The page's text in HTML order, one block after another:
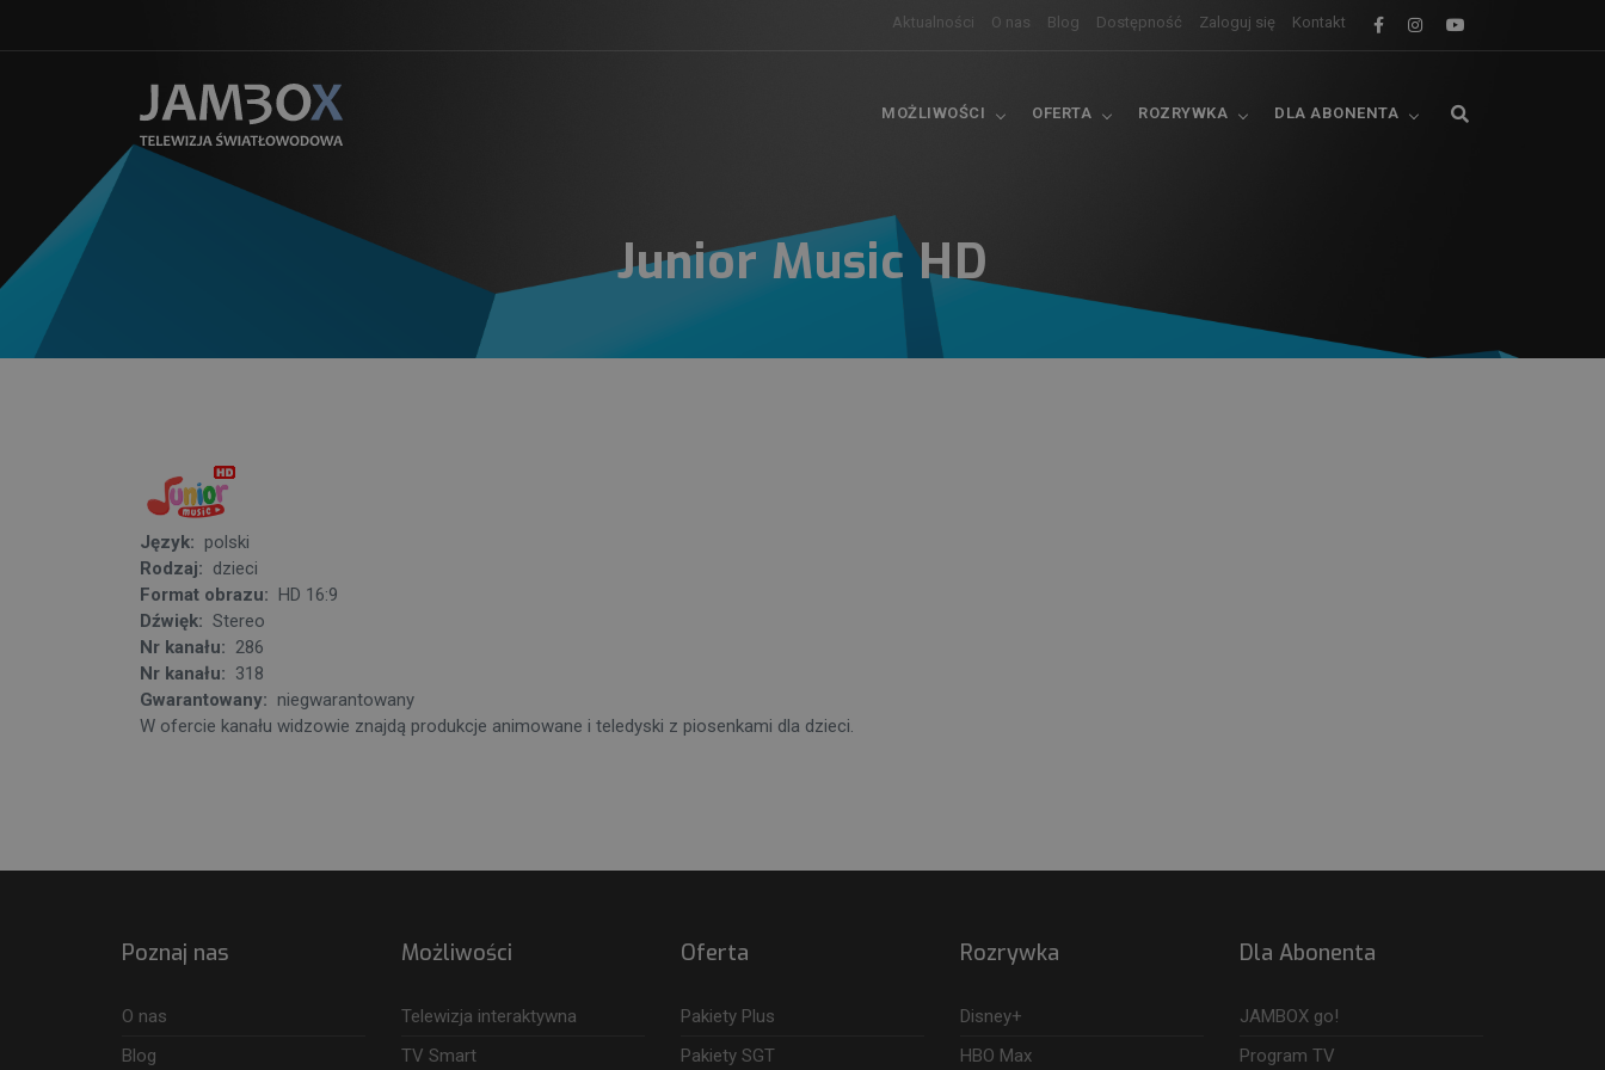
Aktualności O nas Blog Dostępność Zaloguj się Kontakt
MOŻLIWOŚCI OFERTA ROZRYWKA DLA ABONENTA
Junior Music HD
Język: polski
Rodzaj: dzieci
Format obrazu: HD 16:9
Dźwięk: Stereo
Nr kanału: 286
Nr kanału: 318
Gwarantowany: niegwarantowany
W ofercie kanału widzowie znajdą produkcje animowane i teledyski z piosenkami dla dzieci.
Poznaj nas
O nas
Blog
Możliwości
Telewizja interaktywna
TV Smart
Oferta
Pakiety Plus
Pakiety SGT
Rozrywka
Disney+
HBO Max
Dla Abonenta
JAMBOX go!
Program TV